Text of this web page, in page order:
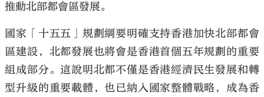
大公文匯
推動北部都會區發展。
國家「十五五」規劃綱要明確支持香港加快北部都會
區建設，北都發展也將會是香港首個五年規劃的重要
組成部分。這說明北都不僅是香港經濟民生發展和轉
型升級的重要載體，也已納入國家整體戰略，成為香